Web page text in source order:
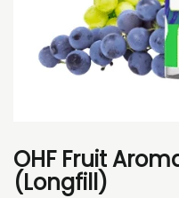
OHF Fruit
(Longfill)